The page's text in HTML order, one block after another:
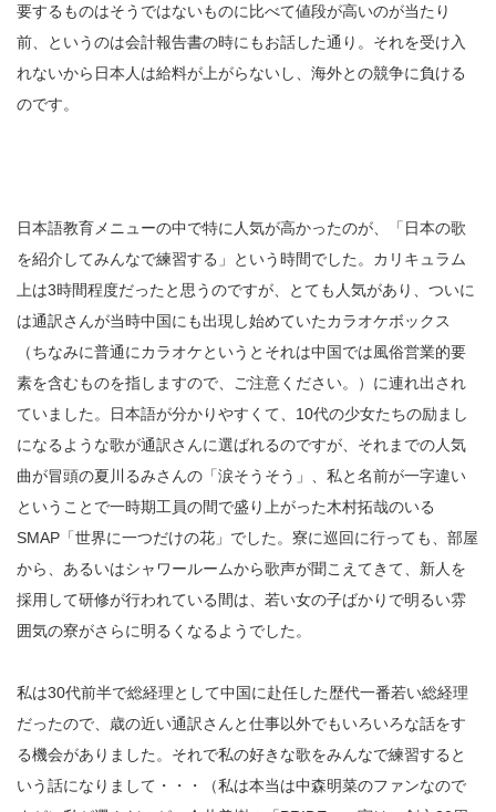
要するものはそうではないものに比べて値段が高いのが当たり
前、というのは会計報告書の時にもお話した通り。それを受け入
れないから日本人は給料が上がらないし、海外との競争に負ける
のです。
日本語教育メニューの中で特に人気が高かったのが、「日本の歌
を紹介してみんなで練習する」という時間でした。カリキュラム
上は3時間程度だったと思うのですが、とても人気があり、ついに
は通訳さんが当時中国にも出現し始めていたカラオケボックス
（ちなみに普通にカラオケというとそれは中国では風俗営業的要
素を含むものを指しますので、ご注意ください。）に連れ出され
ていました。日本語が分かりやすくて、10代の少女たちの励まし
になるような歌が通訳さんに選ばれるのですが、それまでの人気
曲が冒頭の夏川るみさんの「涙そうそう」、私と名前が一字違い
ということで一時期工員の間で盛り上がった木村拓哉のいる
SMAP「世界に一つだけの花」でした。寮に巡回に行っても、部屋
から、あるいはシャワールームから歌声が聞こえてきて、新人を
採用して研修が行われている間は、若い女の子ばかりで明るい雰
囲気の寮がさらに明るくなるようでした。
私は30代前半で総経理として中国に赴任した歴代一番若い総経理
だったので、歳の近い通訳さんと仕事以外でもいろいろな話をす
る機会がありました。それで私の好きな歌をみんなで練習すると
いう話になりまして・・・（私は本当は中森明菜のファンなので